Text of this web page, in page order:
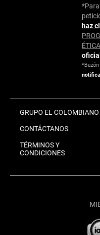
haz
GRUPO EL COLOMBIANO
CONTÁCTANOS
TÉRMINOS Y
CONDICIONES